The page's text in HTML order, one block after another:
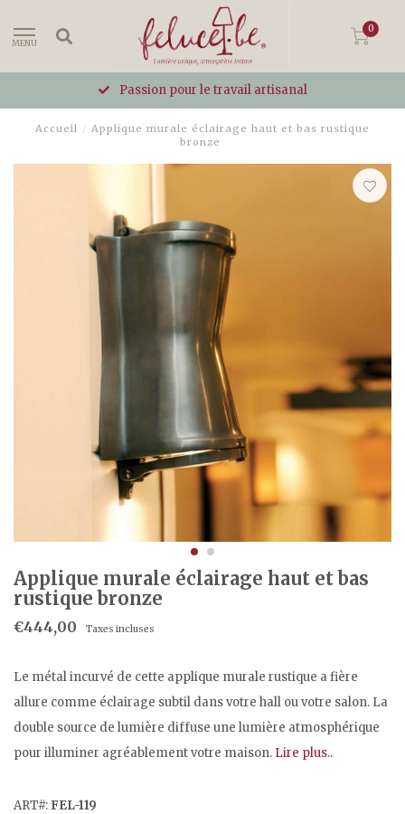
MENU
0
Passion pour le travail artisanal
Accueil / Applique murale éclairage haut et bas rustique
bronze
Applique murale éclairage haut et bas
rustique bronze
€444,00 Taxes incluses
Le métal incurvé de cette applique murale rustique a fière
allure comme éclairage subtil dans votre hall ou votre salon. La
double source de lumière diffuse une lumière atmosphérique
pour illuminer agréablement votre maison. Lire plus..
ART#: FEL-119